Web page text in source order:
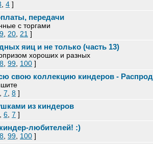
4 ]
передачи
с торгами
20 21 ]
яиц и не только (часть 13)
хороших и разных
99 100 ]
свою коллекцию киндеров -
7 8 ]
из киндеров
6 7 ]
любителей! :)
99 100 ]